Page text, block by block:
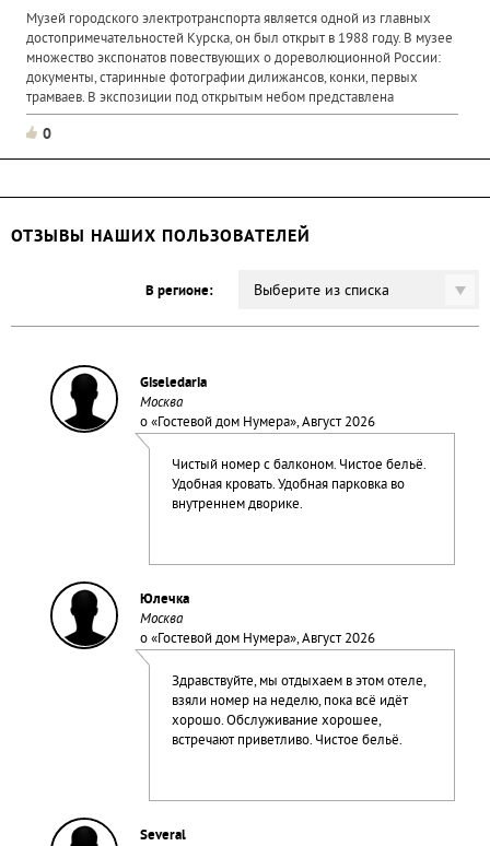
Музей городского электротранспорта является одной из главных
достопримечательностей Курска, он был открыт в 1988 году. В музее
множество экспонатов повествующих о дореволюционной России:
документы, старинные фотографии дилижансов, конки, первых
трамваев. В экспозиции под открытым небом представлена
0
ОТЗЫВЫ НАШИХ ПОЛЬЗОВАТЕЛЕЙ
В регионе: Выберите из списка
Giseledaria
Москва
о «Гостевой дом Нумера», Август 2026
Чистый номер с балконом. Чистое бельё.
Удобная кровать. Удобная парковка во
внутреннем дворике.
Юлечка
Москва
о «Гостевой дом Нумера», Август 2026
Здравствуйте, мы отдыхаем в этом отеле,
взяли номер на неделю, пока всё идёт
хорошо. Обслуживание хорошее,
встречают приветливо. Чистое бельё.
Several